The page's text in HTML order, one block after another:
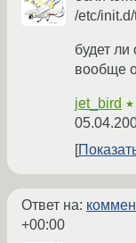
/etc/
будет ли
вообще
jet_bird ★
Ответ на:
+00:00